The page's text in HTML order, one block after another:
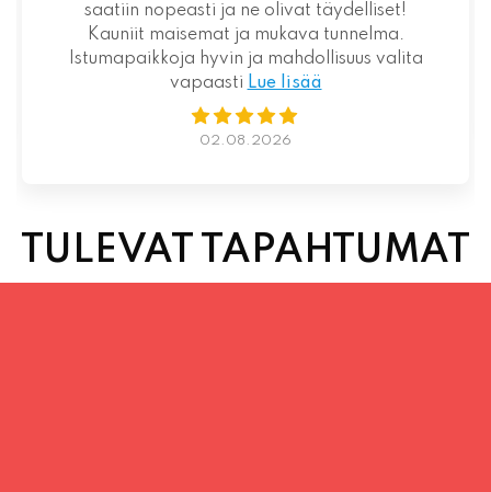
saatiin nopeasti ja ne olivat täydelliset!
Kauniit maisemat ja mukava tunnelma.
Istumapaikkoja hyvin ja mahdollisuus valita
vapaasti Lue lisää
02.08.2026
TULEVAT TAPAHTUMAT